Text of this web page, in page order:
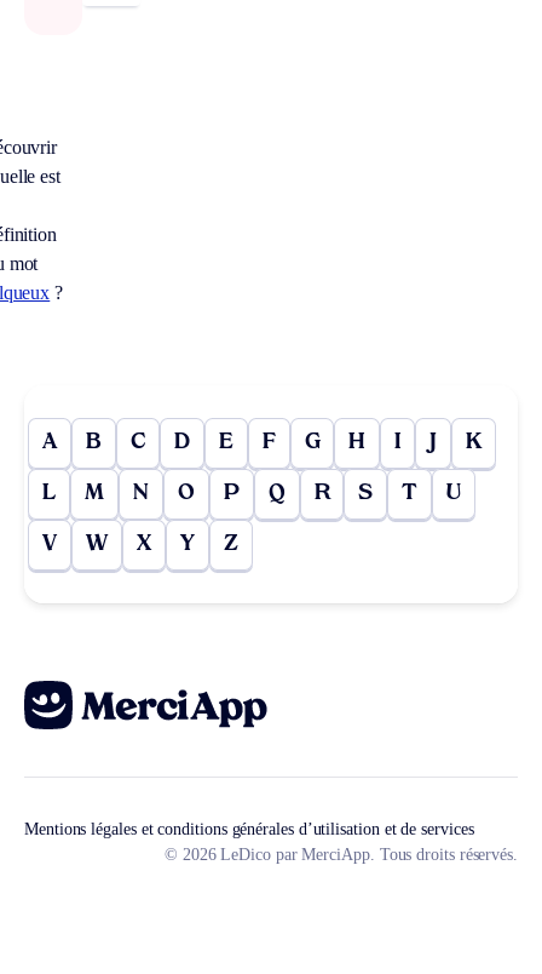
est
mot
?
A B C D E F G H I J K
L M N O P Q R S T U
V W X Y Z
Mentions légales et conditions générales d’utilisation et de services
© 2026 LeDico par MerciApp. Tous droits réservés.